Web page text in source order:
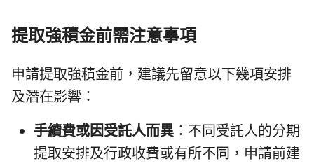
提取強積金前需注意事項
申請提取強積金前，建議先留意以下幾項安排
及潛在影響：
手續費或因受託人而異 ：不同受託人的分期
提取安排及行政收費或有所不同，申請前建